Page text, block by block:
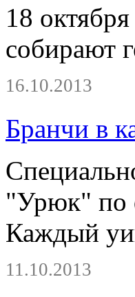
18
собирают
16.10.2013
Бранчи в
"Урюк" по
Каждый
11.10.2013